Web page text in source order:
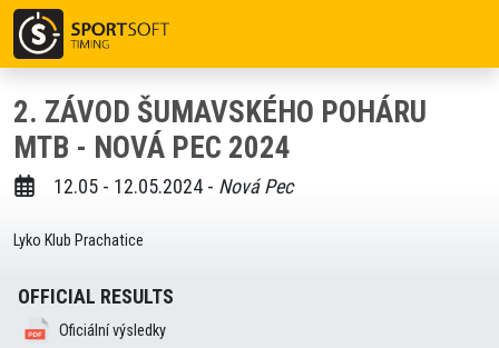
2. ZÁVOD ŠUMAVSKÉHO POHÁRU
MTB - NOVÁ PEC 2024
12.05 - 12.05.2024 - Nová Pec
Lyko Klub Prachatice
OFFICIAL RESULTS
Oficiální výsledky